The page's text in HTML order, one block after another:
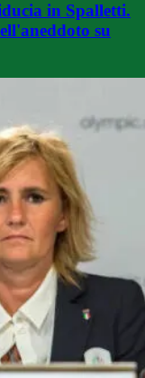
in Spalletti.
su